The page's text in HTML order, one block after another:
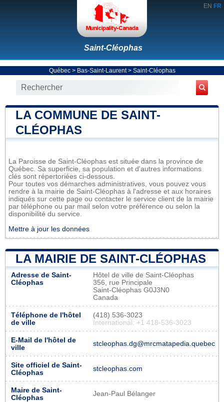
EN FR
Saint-Cléophas
Québec> Bas-Saint-Laurent> Saint-Cléophas
LA COMMUNE DE SAINT-
CLÉOPHAS
La Paroisse de Saint-Cléophas est située dans la province de
Québec. Sa superficie, sa population et d'autres informations
clés sont répertoriées ci-dessous.
Pour toutes vos démarches administratives, vous pouvez vous
rendre à la mairie de Saint-Cléophas à l'adresse et aux horaires
indiqués sur cette page ou contacter le service client de la mairie
par téléphone ou par mail selon votre préférence ou selon la
disponibilité du service.
Mettre à jour les données
LA MAIRIE DE SAINT-CLÉOPHAS
Adresse de Saint-
Cléophas
Hôtel de ville de Saint-Cléophas
356, rue Principale
Saint-Cléophas G0J3N0
Canada
Téléphone de l'hôtel
de ville
(418) 536-3023
International: +1 418-536-3023
E-Mail de l'hôtel de
ville
stcleophas.dg@mrcmatapedia.quebec
Site officiel de Saint-
Cléophas
stcleophas.com
Maire de Saint-
Cléophas
Jean-Paul Bélanger